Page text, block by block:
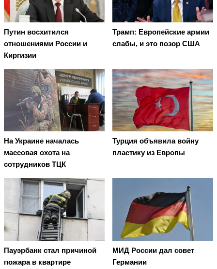
Путин восхитился
отношениями России и
Киргизии
Трамп: Европейские армии
слабы, и это позор США
На Украине началась
массовая охота на
сотрудников ТЦК
Турция объявила войну
пластику из Европы
Пауэрбанк стал причиной
пожара в квартире
МИД России дал совет
Германии